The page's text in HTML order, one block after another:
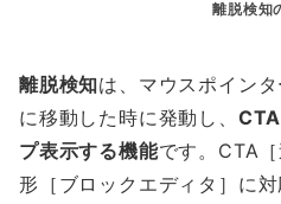
離脱検知
離脱検知は、マウスポイン
に移動した時に発動し、
プ表示する機能です。CTA
形［ブロックエディタ］に